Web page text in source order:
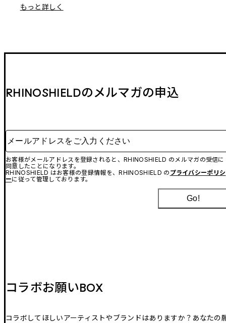
もっと詳しく
RHINOSHIELDのメルマガの申込
メールアドレスをご入力ください
お客様がメールアドレスを登録されると、RHINOSHIELD のメルマガの受信に
同意したことになります。
RHINOSHIELD はお客様の登録情報を、RHINOSHIELD の プライバシーポリシ
ーに従って管理しております。
Go!
コラボお願いBOX
コラボしてほしいアーティストやブランドはありますか？あなたの